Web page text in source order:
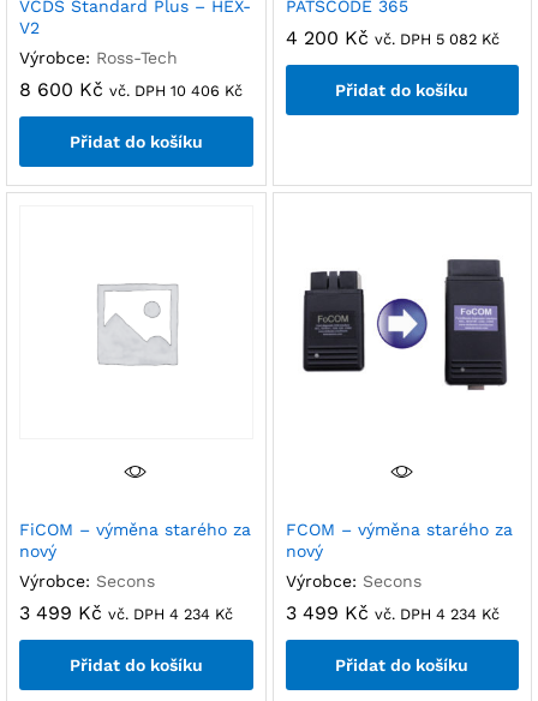
VCDS Standard Plus – HEX-
V2
Výrobce: Ross-Tech
8 600 Kč vč. DPH 10 406 Kč
Přidat do košíku
PATSCODE 365
4 200 Kč vč. DPH 5 082 Kč
Přidat do košíku
FiCOM – výměna starého za
nový
Výrobce: Secons
3 499 Kč vč. DPH 4 234 Kč
Přidat do košíku
FCOM – výměna starého za
nový
Výrobce: Secons
3 499 Kč vč. DPH 4 234 Kč
Přidat do košíku